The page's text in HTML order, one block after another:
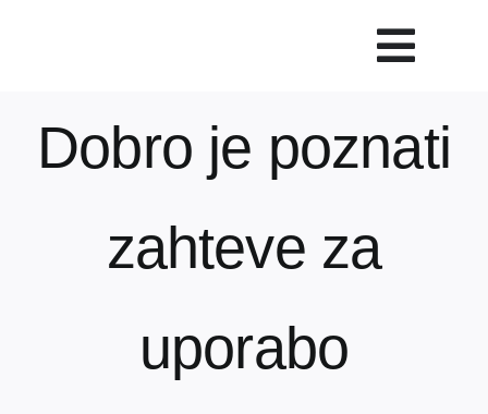
Svetovanje
Raziskave
Dobro je poznati
zahteve za
uporabo